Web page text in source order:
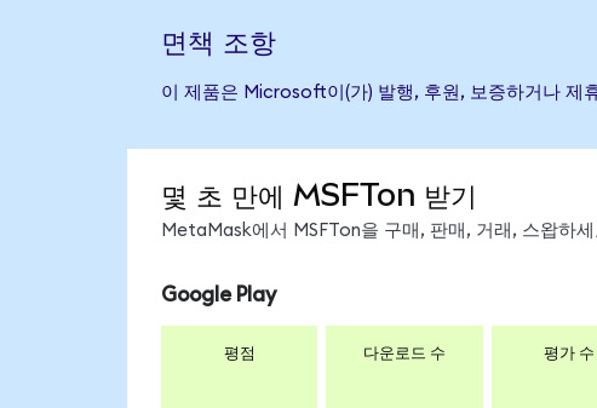
면책 조항
이 제품은 Microsoft이(가) 발행, 후원, 보증하거나 제
몇 초 만에 MSFTon 받기
MetaMask에서 MSFTon을 구매, 판매, 거래, 스왑하
Google Play
평점 다운로드 수 평가 수